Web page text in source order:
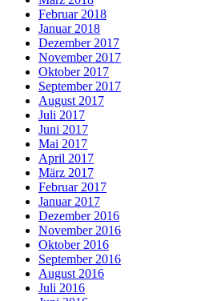
Februar 2018
Januar 2018
Dezember 2017
November 2017
Oktober 2017
September 2017
August 2017
Juli 2017
Juni 2017
Mai 2017
April 2017
März 2017
Februar 2017
Januar 2017
Dezember 2016
November 2016
Oktober 2016
September 2016
August 2016
Juli 2016